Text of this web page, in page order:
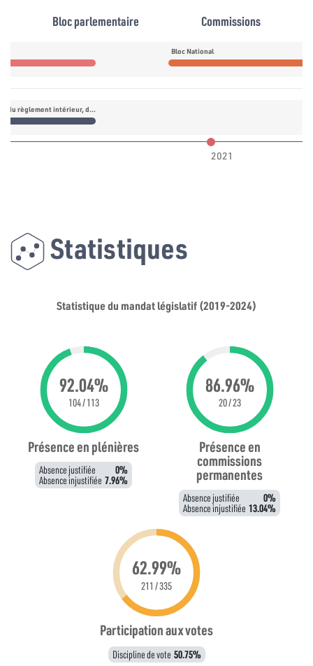
Bloc parlementaire Commissions
Bloc National
Commission du règlement intérieur, de l’immunité, des lois parlementaires et des lois électorales
2021
Statistiques
Statistique du mandat législatif (2019-2024)
92.04%
104 / 113
Présence en plénières
Absence justifiée 0%
Absence injustifiée 7.96%
86.96%
20 / 23
Présence en
commissions
permanentes
Absence justifiée 0%
Absence injustifiée 13.04%
62.99%
211 / 335
Participation aux votes
Discipline de vote 50.75%